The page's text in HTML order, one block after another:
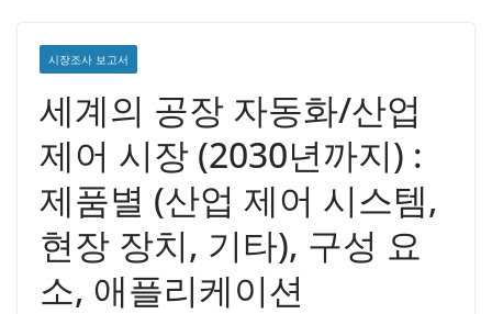
시장조사 보고서
세계의 공장 자동화/산업
제어 시장 (2030년까지) :
제품별 (산업 제어 시스템,
현장 장치, 기타), 구성 요
소, 애플리케이션